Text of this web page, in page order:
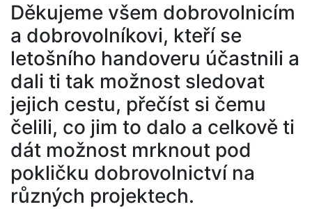
Děkujeme všem dobrovolnicím
a dobrovolníkovi, kteří se
letošního handoveru účastnili a
dali ti tak možnost sledovat
jejich cestu, přečíst si čemu
čelili, co jim to dalo a celkově ti
dát možnost mrknout pod
pokličku dobrovolnictví na
různých projektech.